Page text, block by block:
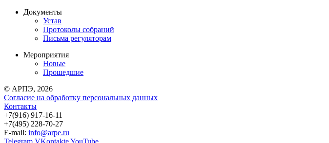
Документы
Устав
Протоколы собраний
Письма регуляторам
Мероприятия
Новые
Прошедшие
© АРПЭ, 2026
Согласие на обработку персональных данных
Контакты
+7(916) 917-16-11
+7(495) 228-70-27
E-mail: info@arpe.ru
Telegram VKontakteYouTube